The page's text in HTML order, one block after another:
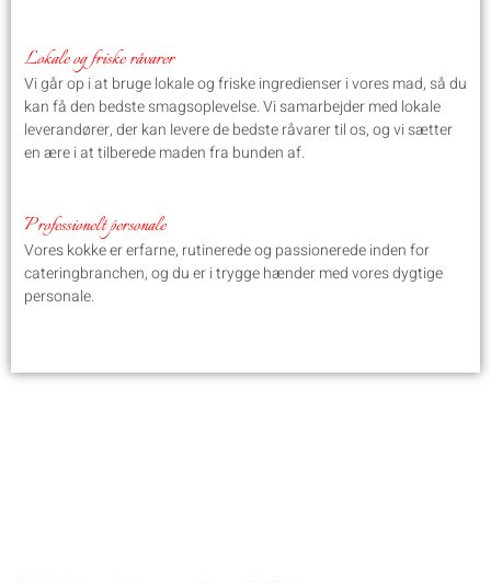
Lokale og friske råvarer
Vi går op i at bruge lokale og friske ingredienser i vores mad, så du
kan få den bedste smagsoplevelse. Vi samarbejder med lokale
leverandører, der kan levere de bedste råvarer til os, og vi sætter
en ære i at tilberede maden fra bunden af.
Professionelt personale
Vores kokke er erfarne, rutinerede og passionerede inden for
cateringbranchen, og du er i trygge hænder med vores dygtige
personale.